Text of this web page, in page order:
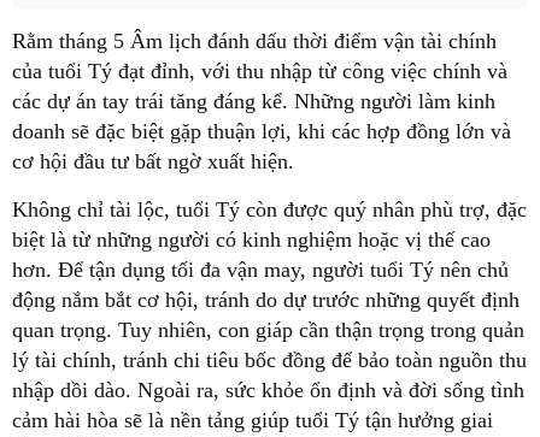
Rằm tháng 5 Âm lịch đánh dấu thời điểm vận tài chính
của tuổi Tý đạt đỉnh, với thu nhập từ công việc chính và
các dự án tay trái tăng đáng kể. Những người làm kinh
doanh sẽ đặc biệt gặp thuận lợi, khi các hợp đồng lớn và
cơ hội đầu tư bất ngờ xuất hiện.
Không chỉ tài lộc, tuổi Tý còn được quý nhân phù trợ, đặc
biệt là từ những người có kinh nghiệm hoặc vị thế cao
hơn. Để tận dụng tối đa vận may, người tuổi Tý nên chủ
động nắm bắt cơ hội, tránh do dự trước những quyết định
quan trọng. Tuy nhiên, con giáp cần thận trọng trong quản
lý tài chính, tránh chi tiêu bốc đồng để bảo toàn nguồn thu
nhập dồi dào. Ngoài ra, sức khỏe ổn định và đời sống tình
cảm hài hòa sẽ là nền tảng giúp tuổi Tý tận hưởng giai